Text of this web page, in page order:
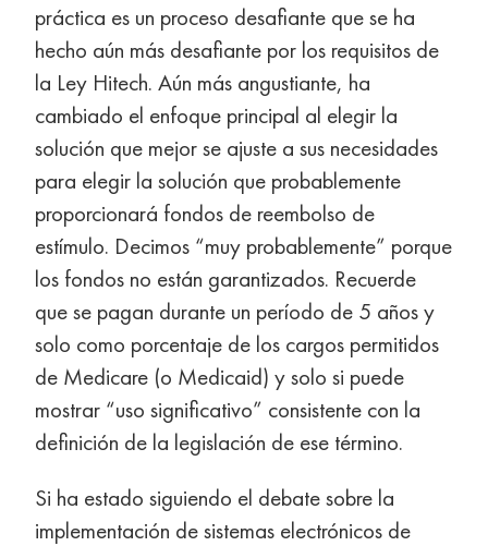
práctica es un proceso desafiante que se ha
hecho aún más desafiante por los requisitos de
la Ley Hitech. Aún más angustiante, ha
cambiado el enfoque principal al elegir la
solución que mejor se ajuste a sus necesidades
para elegir la solución que probablemente
proporcionará fondos de reembolso de
estímulo. Decimos “muy probablemente” porque
los fondos no están garantizados. Recuerde
que se pagan durante un período de 5 años y
solo como porcentaje de los cargos permitidos
de Medicare (o Medicaid) y solo si puede
mostrar “uso significativo” consistente con la
definición de la legislación de ese término.
Si ha estado siguiendo el debate sobre la
implementación de sistemas electrónicos de